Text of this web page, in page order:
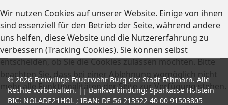
© 2026 Freiwillige Feuerwehr Burg der Stadt Fehmarn. Alle
Rechte vorbehalten. || Bankverbindung: Sparkasse Holstein
BIC: NOLADE21HOL ; IBAN: DE 56 213522 40 00 91503805
Wir nutzen Cookies auf unserer Website. Einige von ihnen
sind essenziell für den Betrieb der Seite, während andere
uns helfen, diese Website und die Nutzererfahrung zu
verbessern (Tracking Cookies). Sie können selbst
entscheiden, ob Sie die Cookies zulassen möchten. Bitte
beachten Sie, dass bei einer Ablehnung womöglich nicht
mehr alle Funktionalitäten der Seite zur Verfügung stehen.